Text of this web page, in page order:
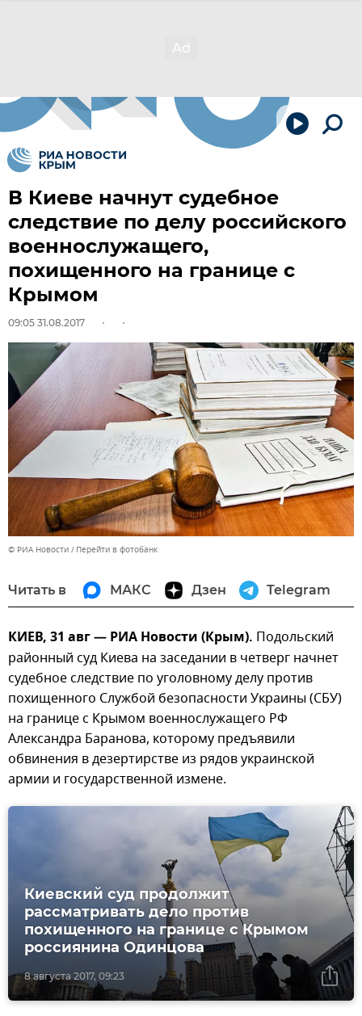
В Киеве начнут судебное
следствие по делу российского
военнослужащего,
похищенного на границе с
Крымом
09:05 31.08.2017
© РИА Новости Перейти в фотобанк
Читать в МАКС Дзен Telegram
КИЕВ, 31 авг — РИА Новости (Крым). Подольский
районный суд Киева на заседании в четверг начнет
судебное следствие по уголовному делу против
похищенного Службой безопасности Украины (СБУ)
на границе с Крымом военнослужащего РФ
Александра Баранова, которому предъявили
обвинения в дезертирстве из рядов украинской
армии и государственной измене.
8 августа 2017, 09:23
Киевский суд продолжит
рассматривать дело против
похищенного на границе с Крымом
россиянина Одинцова